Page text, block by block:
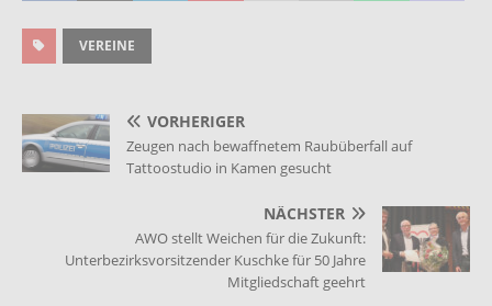
VEREINE
VORHERIGER
Zeugen nach bewaffnetem Raubüberfall auf
Tattoostudio in Kamen gesucht
NÄCHSTER
AWO stellt Weichen für die Zukunft:
Unterbezirksvorsitzender Kuschke für 50 Jahre
Mitgliedschaft geehrt